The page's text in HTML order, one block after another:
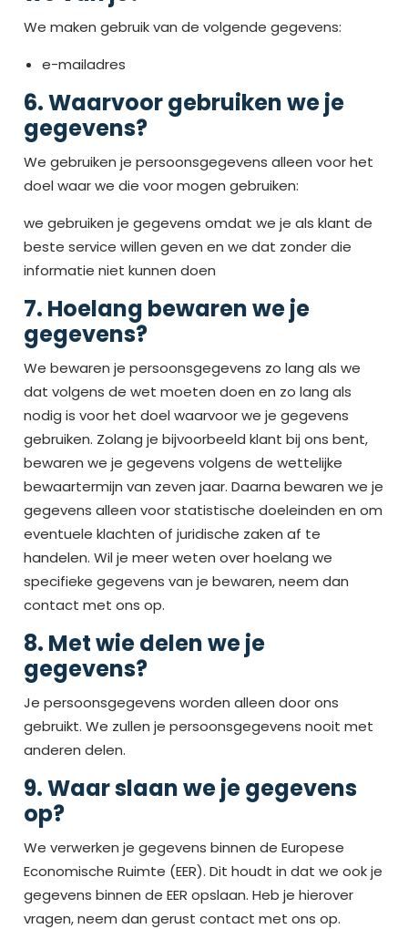
We maken gebruik van de volgende gegevens:
e-mailadres
6. Waarvoor gebruiken we je
gegevens?
We gebruiken je persoonsgegevens alleen voor het
doel waar we die voor mogen gebruiken:
we gebruiken je gegevens omdat we je als klant de
beste service willen geven en we dat zonder die
informatie niet kunnen doen
7. Hoelang bewaren we je
gegevens?
We bewaren je persoonsgegevens zo lang als we
dat volgens de wet moeten doen en zo lang als
nodig is voor het doel waarvoor we je gegevens
gebruiken. Zolang je bijvoorbeeld klant bij ons bent,
bewaren we je gegevens volgens de wettelijke
bewaartermijn van zeven jaar. Daarna bewaren we je
gegevens alleen voor statistische doeleinden en om
eventuele klachten of juridische zaken af te
handelen. Wil je meer weten over hoelang we
specifieke gegevens van je bewaren, neem dan
contact met ons op.
8. Met wie delen we je
gegevens?
Je persoonsgegevens worden alleen door ons
gebruikt. We zullen je persoonsgegevens nooit met
anderen delen.
9. Waar slaan we je gegevens
op?
We verwerken je gegevens binnen de Europese
Economische Ruimte (EER). Dit houdt in dat we ook je
gegevens binnen de EER opslaan. Heb je hierover
vragen, neem dan gerust contact met ons op.